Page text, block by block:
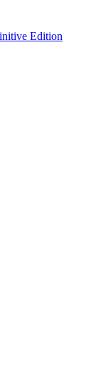
Edition